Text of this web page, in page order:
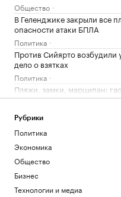
Общество
В Геленджике закрыли все
опасности атаки БПЛА
Политика
Против Сийярто возбудили
дело о взятках
Политика
Пляжи, замки, марципан:
Калининградской области
РБК и РСХБ
Белгородский оперштаб
пострадавших за сутки при
Политика
Рубрики
Политика
Экономика
Общество
Бизнес
Технологии и медиа